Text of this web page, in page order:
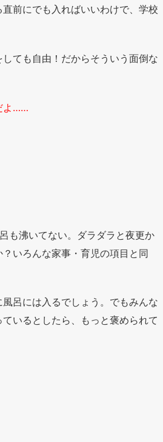
前にでも入ればいいわけで、学校
ても自由！だからそういう面倒な
よ……
も沸いてない。ダラダラと夜更か
いろんな家事・育児の項目と同
呂には入るでしょう。でもみんな
いるとしたら、もっと褒められて